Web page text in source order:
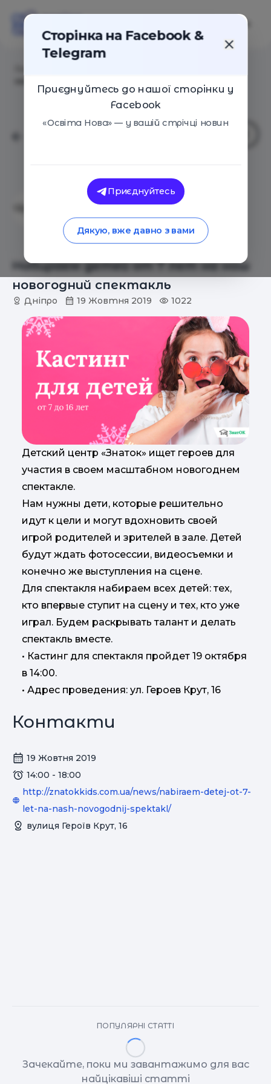
Дитячий центр з
поглибленим вивченням
англійської мови «Знаток»
Набираем детей от 7 лет на наш
новогодний спектакль
Дніпро 19 Жовтня 2019 1022
Детский центр «Знаток» ищет героев для
участия в своем масштабном новогоднем
спектакле.
Нам нужны дети, которые решительно
идут к цели и могут вдохновить своей
игрой родителей и зрителей в зале. Детей
будут ждать фотосессии, видеосъемки и
конечно же выступления на сцене.
Для спектакля набираем всех детей: тех,
кто впервые ступит на сцену и тех, кто уже
играл. Будем раскрывать талант и делать
спектакль вместе.
• Кастинг для спектакля пройдет 19 октября
в 14:00.
• Адрес проведения: ул. Героев Крут, 16
Контакти
19 Жовтня 2019
14:00 - 18:00
http://znatokkids.com.ua/news/nabiraem-detej-ot-7-
let-na-nash-novogodnij-spektakl/
вулиця Героїв Крут, 16
ПОПУЛЯРНІ СТАТТІ
Зачекайте, поки ми завантажимо для вас
найцікавіші статті
Сторінка на Facebook &
Telegram
Приєднуйтесь до нашої сторінки у
Facebook
«Освіта Нова» — у вашій стрічці новин
Приєднуйтесь
Дякую, вже давно з вами